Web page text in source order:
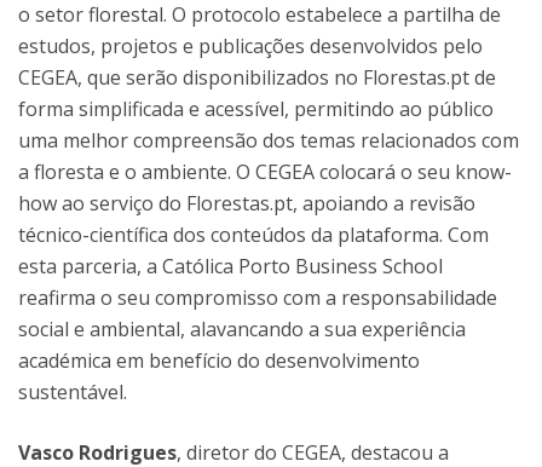
o setor florestal. O protocolo estabelece a partilha de
estudos, projetos e publicações desenvolvidos pelo
CEGEA, que serão disponibilizados no Florestas.pt de
forma simplificada e acessível, permitindo ao público
uma melhor compreensão dos temas relacionados com
a floresta e o ambiente. O CEGEA colocará o seu know-
how ao serviço do Florestas.pt, apoiando a revisão
técnico-científica dos conteúdos da plataforma. Com
esta parceria, a Católica Porto Business School
reafirma o seu compromisso com a responsabilidade
social e ambiental, alavancando a sua experiência
académica em benefício do desenvolvimento
sustentável.
Vasco Rodrigues, diretor do CEGEA, destacou a